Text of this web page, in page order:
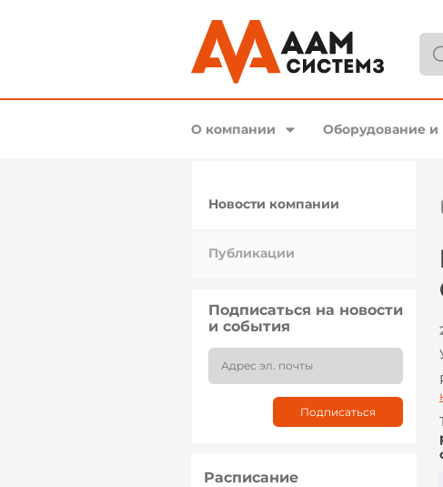
О компании Оборудование
Новости компании
Публикации
Подписаться на новости
и события
Расписание